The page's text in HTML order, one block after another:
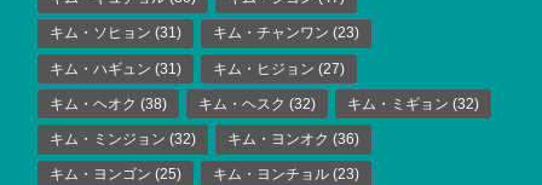
キム・ソヒョン (31) キム・チャンワン (23)
キム・ハギュン (31) キム・ヒジョン (27)
キム・ヘオク (38) キム・ヘスク (32) キム・ミギョン (32)
キム・ミンジョン (32) キム・ヨンオク (36)
キム・ヨンゴン (25) キム・ヨンチョル (23)